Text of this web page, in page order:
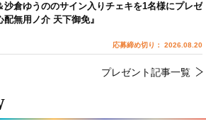
沙倉ゆうののサイン入りチェキを1名様にプレゼ
配無用ノ介 天下御免』
応募締め切り： 2026.08.20
プレゼント記事一覧